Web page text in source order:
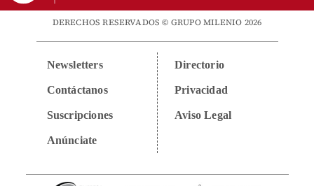
DERECHOS RESERVADOS © GRUPO MILENIO 2026
Newsletters
Contáctanos
Suscripciones
Anúnciate
Directorio
Privacidad
Aviso Legal